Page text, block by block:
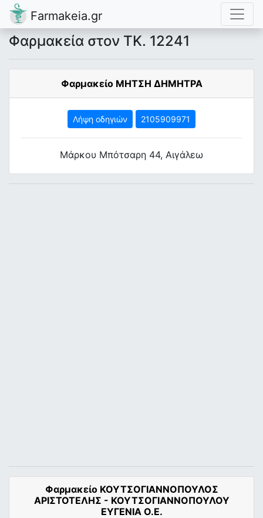
Farmakeia.gr
Φαρμακεία στον ΤΚ. 12241
Φαρμακείο ΜΗΤΣΗ ΔΗΜΗΤΡΑ
Λήψη οδηγιών 2105909971
Μάρκου Μπότσαρη 44, Αιγάλεω
Φαρμακείο ΚΟΥΤΣΟΓΙΑΝΝΟΠΟΥΛΟΣ
ΑΡΙΣΤΟΤΕΛΗΣ - ΚΟΥΤΣΟΓΙΑΝΝΟΠΟΥΛΟΥ
ΕΥΓΕΝΙΑ Ο.Ε.